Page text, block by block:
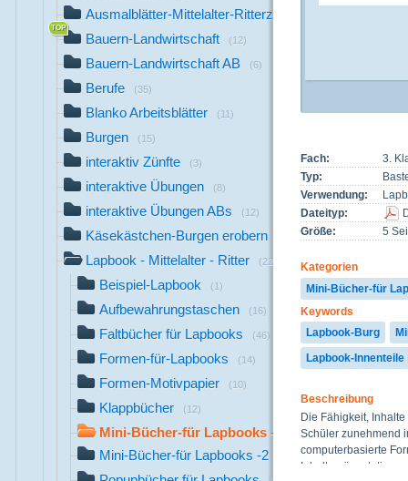
Ausmalblätter-Mittelalter-Ritterzeit
Bauern-Landwirtschaft (12)
Bauern-Landwirtschaft AB (6)
Berufe (35)
Blanko Arbeitsblätter (11)
Burgen (15)
interaktiv Zünfte (3)
interaktive Übungen (8)
interaktive Übungen ABs (12)
Käsekästchen-Burgen erobern
Lapbook - Mittelalter - Ritter (222)
Beispiel-Lapbook (1)
Aufbewahrungstaschen (16)
Faltbücher für Lapbooks (46)
Formen-für-Lapbooks (14)
Formen-Motivpapier (10)
Klappbücher (12)
Mini-Bücher-für Lapbooks -1 (36)
Mini-Bücher-für Lapbooks -2
Fach:
3.
Typ:
Verwendung:
Dateityp:
Größe:
5
Kategorien
Mini-Bücher-für
Keywords
Lapbook-Burg
Lapbook-Innenteile
Beschreibung
Die Fähigkeit,
Schüler zunehmend
computerbasierte